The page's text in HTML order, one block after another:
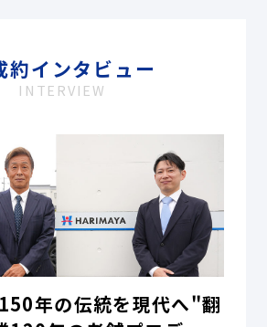
約インタビュー
INTERVIEW
年の伝統を現代へ"翻